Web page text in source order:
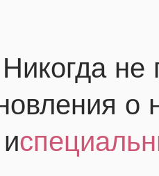
Никогда не
о
и